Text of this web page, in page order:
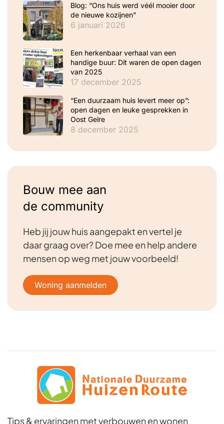
Blog: “Ons huis werd véél mooier door
de nieuwe kozijnen”
6 januari 2026
Een herkenbaar verhaal van een
handige buur: Dit waren de open dagen
van 2025
17 december 2025
“Een duurzaam huis levert meer op”:
open dagen en leuke gesprekken in
Oost Gelre
8 december 2025
Bouw mee aan
de community
Heb jij jouw huis aangepakt en vertel je
daar graag over? Doe mee en help andere
mensen op weg met jouw voorbeeld!
Woning aanmelden
Tips & ervaringen met verbouwen en wonen